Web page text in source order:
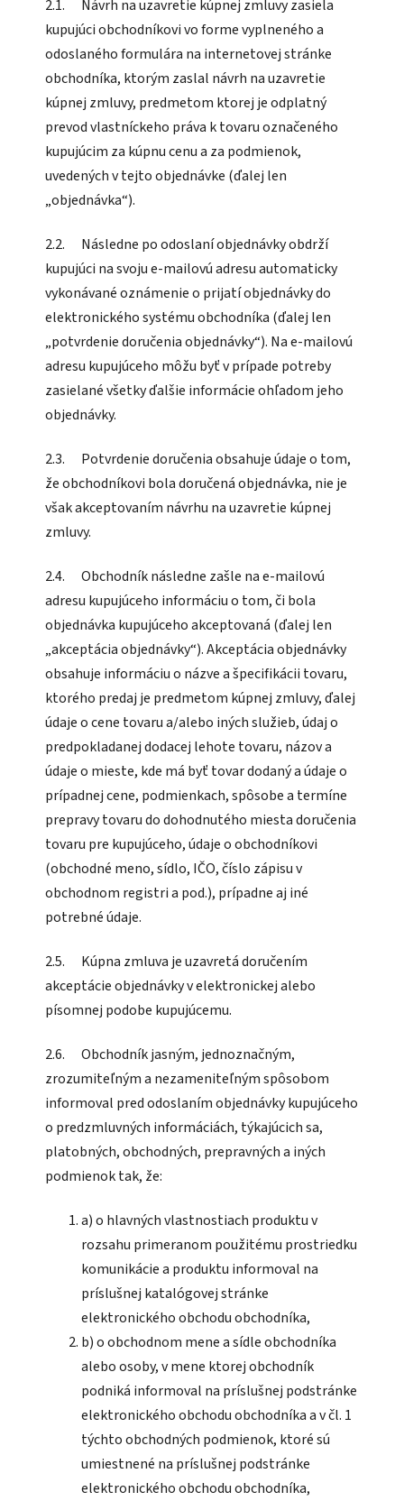
2.1. Návrh na uzavretie kúpnej zmluvy zasiela
kupujúci obchodníkovi vo forme vyplneného a
odoslaného formulára na internetovej stránke
obchodníka, ktorým zaslal návrh na uzavretie
kúpnej zmluvy, predmetom ktorej je odplatný
prevod vlastníckeho práva k tovaru označeného
kupujúcim za kúpnu cenu a za podmienok,
uvedených v tejto objednávke (ďalej len
„objednávka“).
2.2. Následne po odoslaní objednávky obdrží
kupujúci na svoju e-mailovú adresu automaticky
vykonávané oznámenie o prijatí objednávky do
elektronického systému obchodníka (ďalej len
„potvrdenie doručenia objednávky“). Na e-mailovú
adresu kupujúceho môžu byť v prípade potreby
zasielané všetky ďalšie informácie ohľadom jeho
objednávky.
2.3. Potvrdenie doručenia obsahuje údaje o tom,
že obchodníkovi bola doručená objednávka, nie je
však akceptovaním návrhu na uzavretie kúpnej
zmluvy.
2.4. Obchodník následne zašle na e-mailovú
adresu kupujúceho informáciu o tom, či bola
objednávka kupujúceho akceptovaná (ďalej len
„akceptácia objednávky“). Akceptácia objednávky
obsahuje informáciu o názve a špecifikácii tovaru,
ktorého predaj je predmetom kúpnej zmluvy, ďalej
údaje o cene tovaru a/alebo iných služieb, údaj o
predpokladanej dodacej lehote tovaru, názov a
údaje o mieste, kde má byť tovar dodaný a údaje o
prípadnej cene, podmienkach, spôsobe a termíne
prepravy tovaru do dohodnutého miesta doručenia
tovaru pre kupujúceho, údaje o obchodníkovi
(obchodné meno, sídlo, IČO, číslo zápisu v
obchodnom registri a pod.), prípadne aj iné
potrebné údaje.
2.5. Kúpna zmluva je uzavretá doručením
akceptácie objednávky v elektronickej alebo
písomnej podobe kupujúcemu.
2.6. Obchodník jasným, jednoznačným,
zrozumiteľným a nezameniteľným spôsobom
informoval pred odoslaním objednávky kupujúceho
o predzmluvných informáciách, týkajúcich sa,
platobných, obchodných, prepravných a iných
podmienok tak, že:
a) o hlavných vlastnostiach produktu v
rozsahu primeranom použitému prostriedku
komunikácie a produktu informoval na
príslušnej katalógovej stránke
elektronického obchodu obchodníka,
b) o obchodnom mene a sídle obchodníka
alebo osoby, v mene ktorej obchodník
podniká informoval na príslušnej podstránke
elektronického obchodu obchodníka a v čl. 1
týchto obchodných podmienok, ktoré sú
umiestnené na príslušnej podstránke
elektronického obchodu obchodníka,